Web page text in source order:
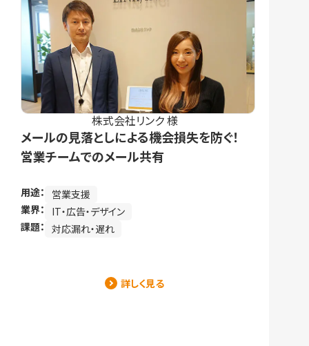
株式会社リンク 様
メールの見落としによる機会損失を防ぐ！
営業チームでのメール共有
用途：
営業支援
業界：
IT・広告・デザイン
課題： 対応漏れ・遅れ
詳しく見る